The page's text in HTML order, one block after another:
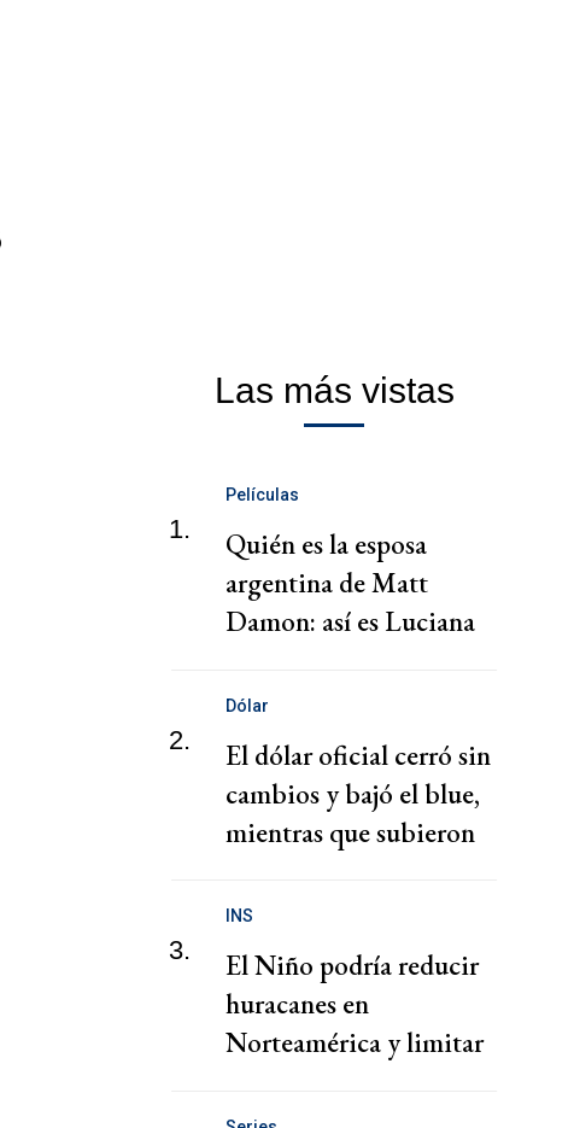
Las más vistas
1.
Películas
Quién es la esposa
argentina de Matt
Damon: así es Luciana
2.
Dólar
El dólar oficial cerró sin
cambios y bajó el blue,
mientras que subieron
3.
INS
El Niño podría reducir
huracanes en
Norteamérica y limitar
Zurich